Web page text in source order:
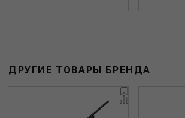
ДРУГИЕ ТОВАРЫ БРЕНДА